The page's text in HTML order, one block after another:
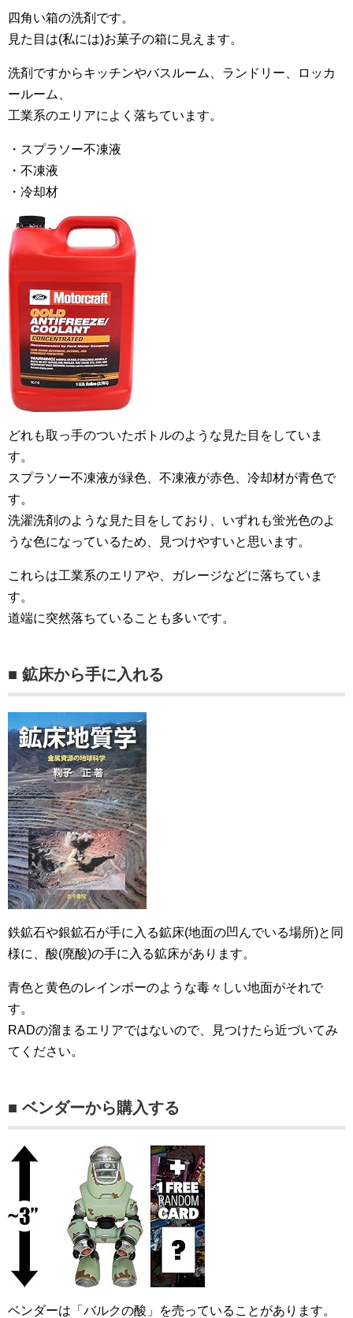
四角い箱の洗剤です。
見た目は(私には)お菓子の箱に見えます。
洗剤ですからキッチンやバスルーム、ランドリー、ロッカ
ールーム、
工業系のエリアによく落ちています。
・スプラソー不凍液
・不凍液
・冷却材
どれも取っ手のついたボトルのような見た目をしていま
す。
スプラソー不凍液が緑色、不凍液が赤色、冷却材が青色で
す。
洗濯洗剤のような見た目をしており、いずれも蛍光色のよ
うな色になっているため、見つけやすいと思います。
これらは工業系のエリアや、ガレージなどに落ちていま
す。
道端に突然落ちていることも多いです。
■ 鉱床から手に入れる
鉄鉱石や銀鉱石が手に入る鉱床(地面の凹んでいる場所)と同
様に、酸(廃酸)の手に入る鉱床があります。
青色と黄色のレインボーのような毒々しい地面がそれで
す。
RADの溜まるエリアではないので、見つけたら近づいてみ
てください。
■ ベンダーから購入する
ベンダーは「バルクの酸」を売っていることがあります。